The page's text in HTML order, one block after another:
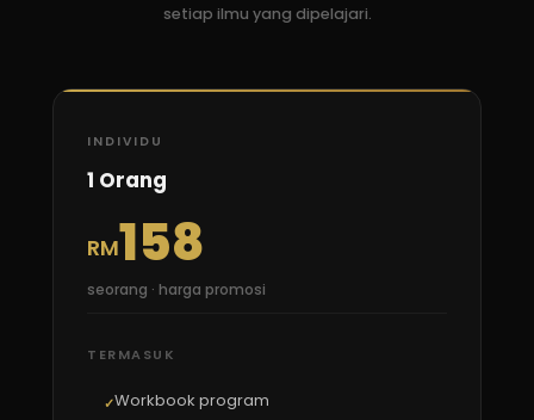
setiap ilmu yang dipelajari.
INDIVIDU
1 Orang
RM158
seorang · harga promosi
TERMASUK
Workbook program